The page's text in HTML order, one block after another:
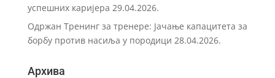
успешних каријера 29.04.2026.
Одржан Тренинг за тренере: Јачање капацитета за
борбу против насиља у породици 28.04.2026.
Архива